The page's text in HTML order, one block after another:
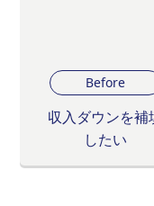
Before
収入ダウンを補
したい